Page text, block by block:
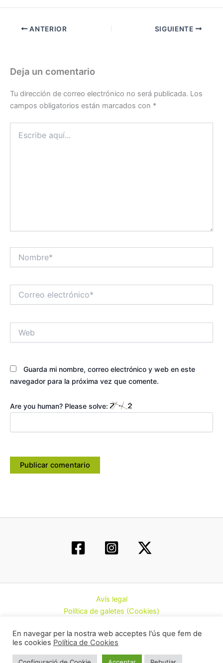
ANTERIOR SIGUIENTE
Deja un comentario
Tu dirección de correo electrónico no será publicada. Los
campos obligatorios están marcados con *
aquí...
electrónico*
Guarda mi nombre, correo electrónico y web en este
navegador para la próxima vez que comente.
Are you human? Please solve:
Avís legal
Política de galetes (Cookies)
Contacte
En navegar per la nostra web acceptes l'ús que fem de
les cookies Política de Cookies